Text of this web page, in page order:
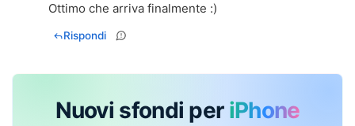
Ottimo che arriva finalmente :)
Rispondi
Nuovi sfondi per iPhone